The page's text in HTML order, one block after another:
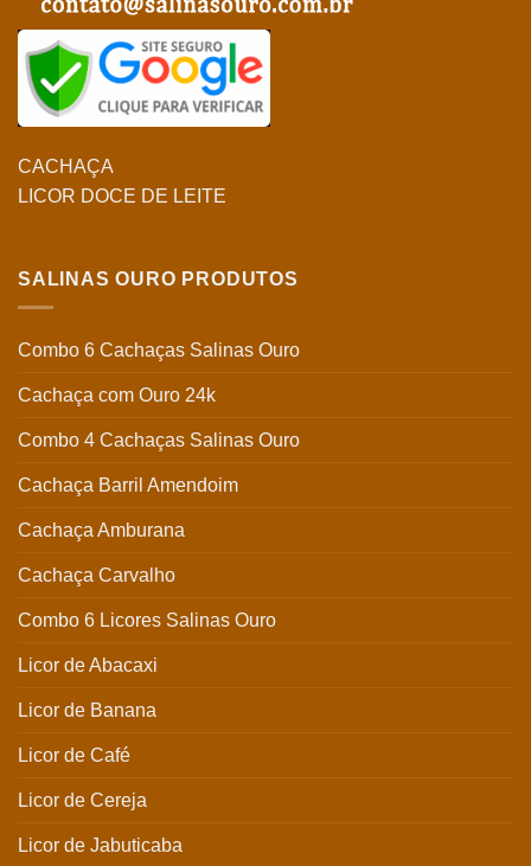
CACHAÇA
LICOR DOCE DE LEITE
SALINAS OURO PRODUTOS
Combo 6 Cachaças Salinas Ouro
Cachaça com Ouro 24k
Combo 4 Cachaças Salinas Ouro
Cachaça Barril Amendoim
Cachaça Amburana
Cachaça Carvalho
Combo 6 Licores Salinas Ouro
Licor de Abacaxi
Licor de Banana
Licor de Café
Licor de Cereja
Licor de Jabuticaba